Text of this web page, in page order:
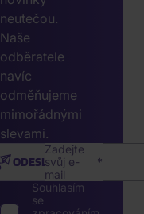
neutečou.
Naše
odběratele
navíc
odměňujeme
mimořádnými
slevami.
Zadejte
svůj e-
mail
ODESLAT
Souhlasím
se